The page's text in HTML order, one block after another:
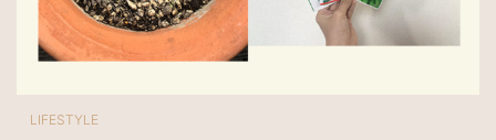
LIFESTYLE